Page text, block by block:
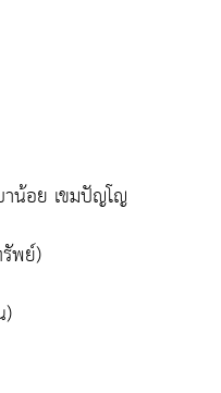
น้อย เขมปัญโญ
พย์)
)